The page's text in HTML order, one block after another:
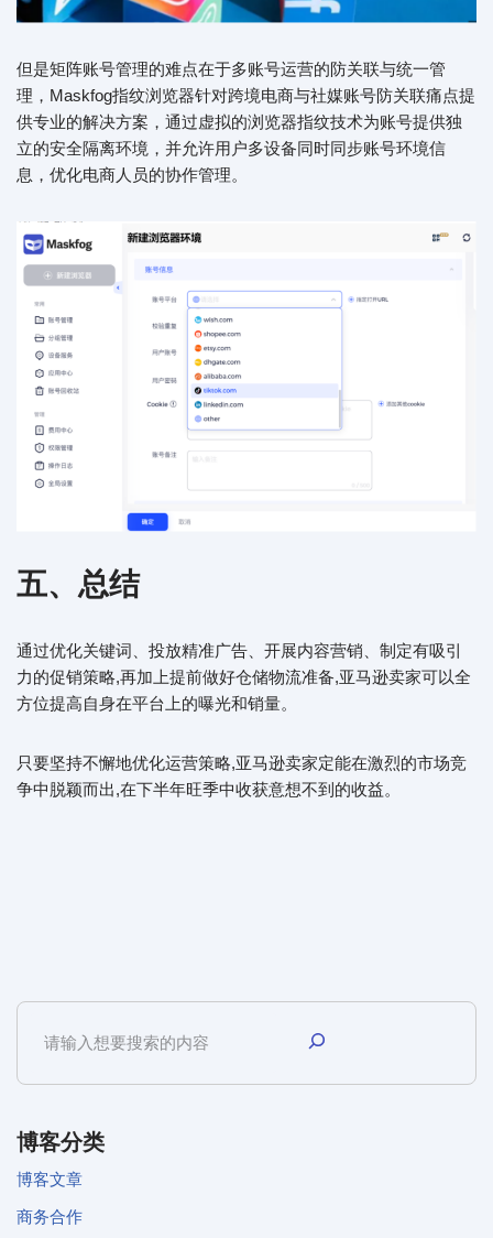
但是矩阵账号管理的难点在于多账号运营的防关联与统一管
理，Maskfog指纹浏览器针对跨境电商与社媒账号防关联痛点提
供专业的解决方案，通过虚拟的浏览器指纹技术为账号提供独
立的安全隔离环境，并允许用户多设备同时同步账号环境信
息，优化电商人员的协作管理。
五、总结
通过优化关键词、投放精准广告、开展内容营销、制定有吸引
力的促销策略,再加上提前做好仓储物流准备,亚马逊卖家可以全
方位提高自身在平台上的曝光和销量。
只要坚持不懈地优化运营策略,亚马逊卖家定能在激烈的市场竞
争中脱颖而出,在下半年旺季中收获意想不到的收益。
博客分类
博客文章
商务合作